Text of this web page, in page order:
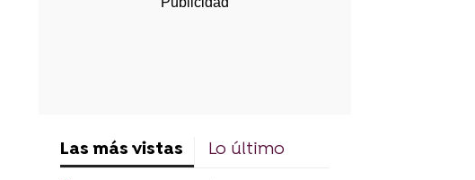
Las más vistas Lo último